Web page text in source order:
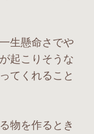
生懸命さでや
起こりそうな
てくれること
物を作るとき